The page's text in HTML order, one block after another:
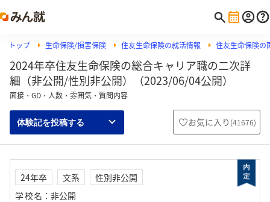
トップ 生命保険/損害保険 住友生命保険の就活情報 住友生命保険の
2024年卒住友生命保険の総合キャリア職の二次詳
細（非公開/性別非公開）（2023/06/04公開）
面接・GD・人数・雰囲気・質問内容
体験記を投稿する お気に入り (41676)
24年卒 文系
性別非公開
学校名 ： 非公開